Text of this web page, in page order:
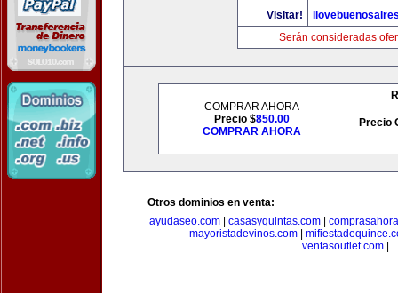
Visitar!
Serán consideradas
COMPRAR AHORA
Precio $850.00
COMPRAR AHORA
Precio
Otros dominios en venta:
ayudaseo.com
casasyquintas.com
mayoristadevinos.com
ventasoutlet.com